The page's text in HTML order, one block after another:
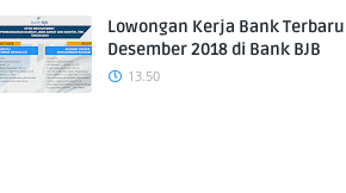
Lowongan Kerja Bank Terbaru
Desember 2018 di Bank BJB
13.50